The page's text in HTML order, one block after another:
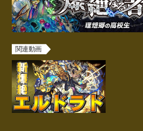
関連動画